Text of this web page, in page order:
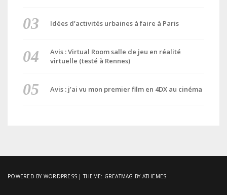
Idées d’activités urbaines à faire à Paris
Avis : Virtual Room salle de jeu en réalité
virtuelle (testé à Rennes)
Avis : j’ai vu mon premier film en 4DX au cinéma
POWERED BY WORDPRESS |THEME: GREATMAG BY ATHEMES.